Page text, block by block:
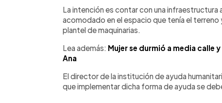
La intención es contar con una infraestructura
acomodado en el espacio que tenía el
plantel de maquinarias.
Lea además: Mujer se durmió a media calle
Ana
El director de la institución de ayuda
que implementar dicha forma de ayuda se